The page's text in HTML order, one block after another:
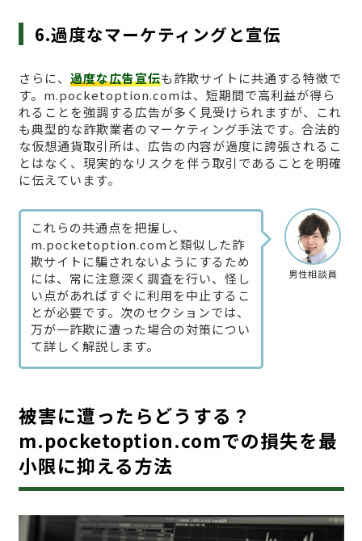
6.過度なマーケティングと宣伝
さらに、 過度な広告宣伝も詐欺サイトに共通する特徴で
す。m.pocketoption.comは、短期間で高利益が得ら
れることを強調する広告が多く見受けられますが、これ
も典型的な詐欺業者のマーケティング手法です。合法的
な仮想通貨取引所は、広告の内容が過度に誇張されるこ
とはなく、現実的なリスクを伴う取引であることを明確
に伝えています。
男性相談員
これらの共通点を把握し、
m.pocketoption.comと類似した詐
欺サイトに騙されないようにするため
には、常に注意深く調査を行い、怪し
い点があればすぐに利用を中止するこ
とが必要です。次のセクションでは、
万が一詐欺に遭った場合の対策につい
て詳しく解説します。
被害に遭ったらどうする？
m.pocketoption.comでの損失を最
小限に抑える方法